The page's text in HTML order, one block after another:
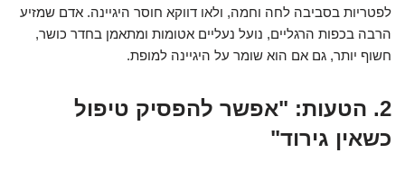
לפטריות בסביבה לחה וחמה, ולאו דווקא חוסר היגיינה. אדם שמזיע
הרבה בכפות הרגליים, נועל נעליים אטומות ומתאמן בחדר כושר,
חשוף יותר, גם אם הוא שומר על היגיינה למופת.
2. הטעות: "אפשר להפסיק טיפול
כשאין גירוד"